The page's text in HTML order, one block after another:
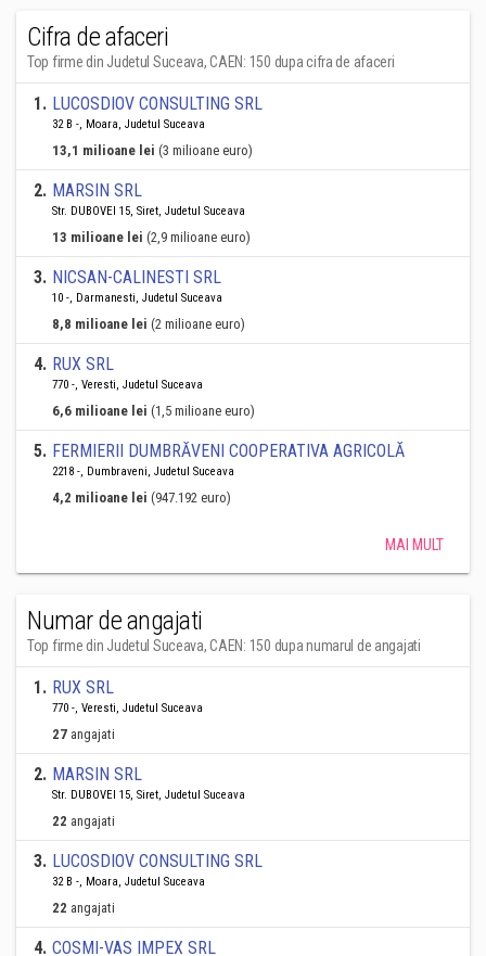
Cifra de afaceri
Top firme din Judetul Suceava, CAEN: 150 dupa cifra de afaceri
1. LUCOSDIOV CONSULTING SRL
32 B -, Moara, Judetul Suceava
13,1 milioane lei (3 milioane euro)
2. MARSIN SRL
Str. DUBOVEI 15, Siret, Judetul Suceava
13 milioane lei (2,9 milioane euro)
3. NICSAN-CALINESTI SRL
10 -, Darmanesti, Judetul Suceava
8,8 milioane lei (2 milioane euro)
4. RUX SRL
770 -, Veresti, Judetul Suceava
6,6 milioane lei (1,5 milioane euro)
5. FERMIERII DUMBRĂVENI COOPERATIVA AGRICOLĂ
2218 -, Dumbraveni, Judetul Suceava
4,2 milioane lei (947.192 euro)
MAI MULT
Numar de angajati
Top firme din Judetul Suceava, CAEN: 150 dupa numarul de angajati
1. RUX SRL
770 -, Veresti, Judetul Suceava
27 angajati
2. MARSIN SRL
Str. DUBOVEI 15, Siret, Judetul Suceava
22 angajati
3. LUCOSDIOV CONSULTING SRL
32 B -, Moara, Judetul Suceava
22 angajati
4. COSMI-VAS IMPEX SRL